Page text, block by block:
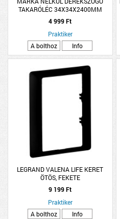
TAKARÓLÉC 34X34X2400MM
FENYŐ H36CP PEFC
4 999 Ft
Praktiker
A bolthoz
Info
LEGRAND VALENA LIFE KERET
ÖTÖS, FEKETE
9 199 Ft
Praktiker
A bolthoz
Info